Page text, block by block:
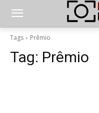
Tags Prêmio
Tag: Prêmio